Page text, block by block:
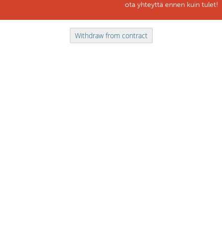
ota yhteyttä ennen kuin tulet!
Withdraw from contract